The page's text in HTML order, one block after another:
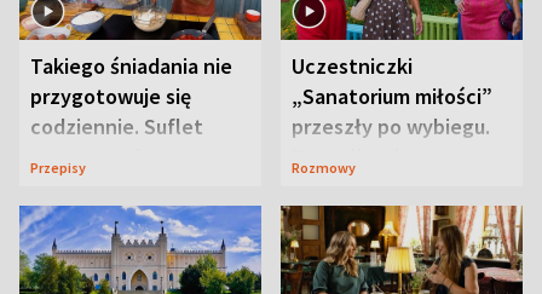
Takiego śniadania nie
przygotowuje się
codziennie. Suflet
serowy zachwyca
Przepisy
Uczestniczki
„Sanatorium miłości”
przeszły po wybiegu.
Te stylizacje
Rozmowy